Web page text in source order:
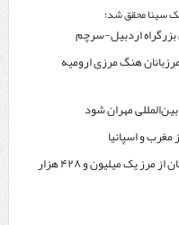
سینا محقق شد؛
مهران شود
و اسپانیا
تردد زائران اربعین در مرزهای خوزستان از مرز یک میلیون و ۴۲۸ هزار